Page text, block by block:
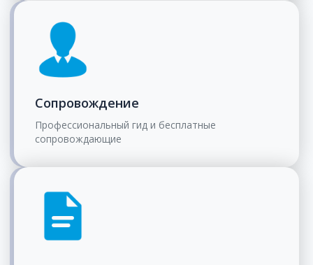
Сопровождение
Профессиональный гид и бесплатные
сопровождающие